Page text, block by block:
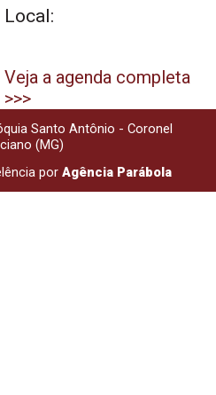
Local:
Veja a agenda completa
>>>
Santo Antônio - Coronel
(MG)
por Agência Parábola